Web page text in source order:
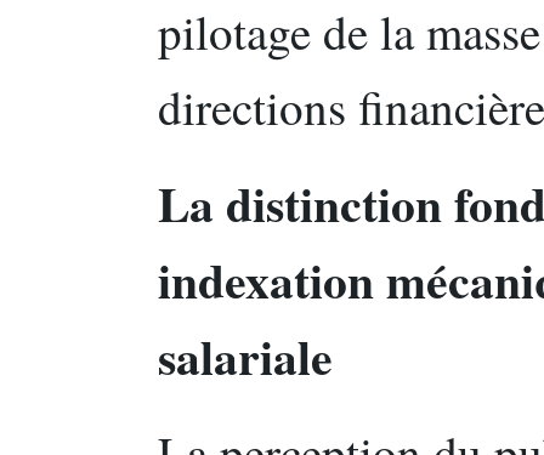
pilotage de la
directions
La distinction
indexation
salariale